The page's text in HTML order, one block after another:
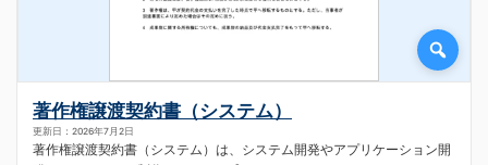
著作権譲渡契約書（システム）
更新日：2026年7月2日
著作権譲渡契約書（システム）は、システム開発やアプリケーション開